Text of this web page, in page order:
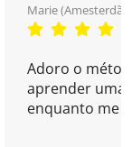
Marie
Adoro o
aprender uma
enquanto me